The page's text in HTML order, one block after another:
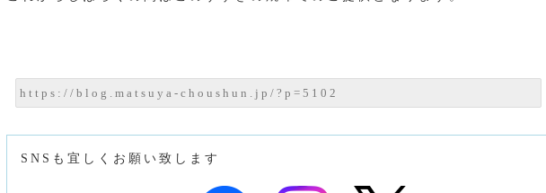
SNSも宜しくお願い致します